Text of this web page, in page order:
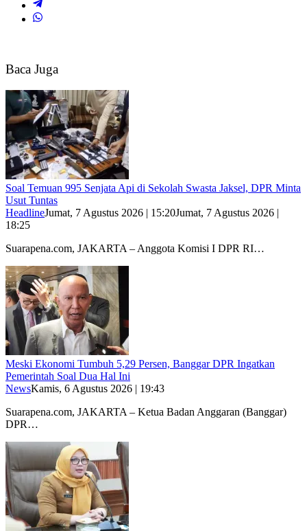
Baca Juga
Soal Temuan 995 Senjata Api di Sekolah Swasta Jaksel, DPR Minta
Usut Tuntas
HeadlineJumat, 7 Agustus 2026 | 15:20Jumat, 7 Agustus 2026 |
18:25
Suarapena.com, JAKARTA – Anggota Komisi I DPR RI…
Meski Ekonomi Tumbuh 5,29 Persen, Banggar DPR Ingatkan
Pemerintah Soal Dua Hal Ini
NewsKamis, 6 Agustus 2026 | 19:43
Suarapena.com, JAKARTA – Ketua Badan Anggaran (Banggar)
DPR…